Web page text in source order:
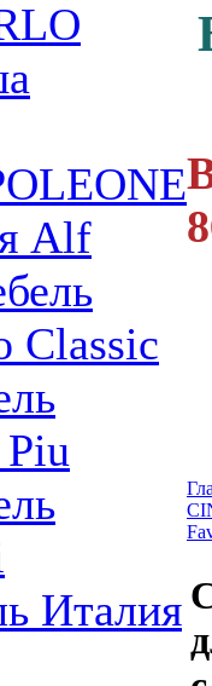
Alf
Classic
Италия